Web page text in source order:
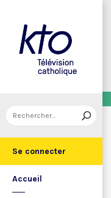
Se connecter
Accueil